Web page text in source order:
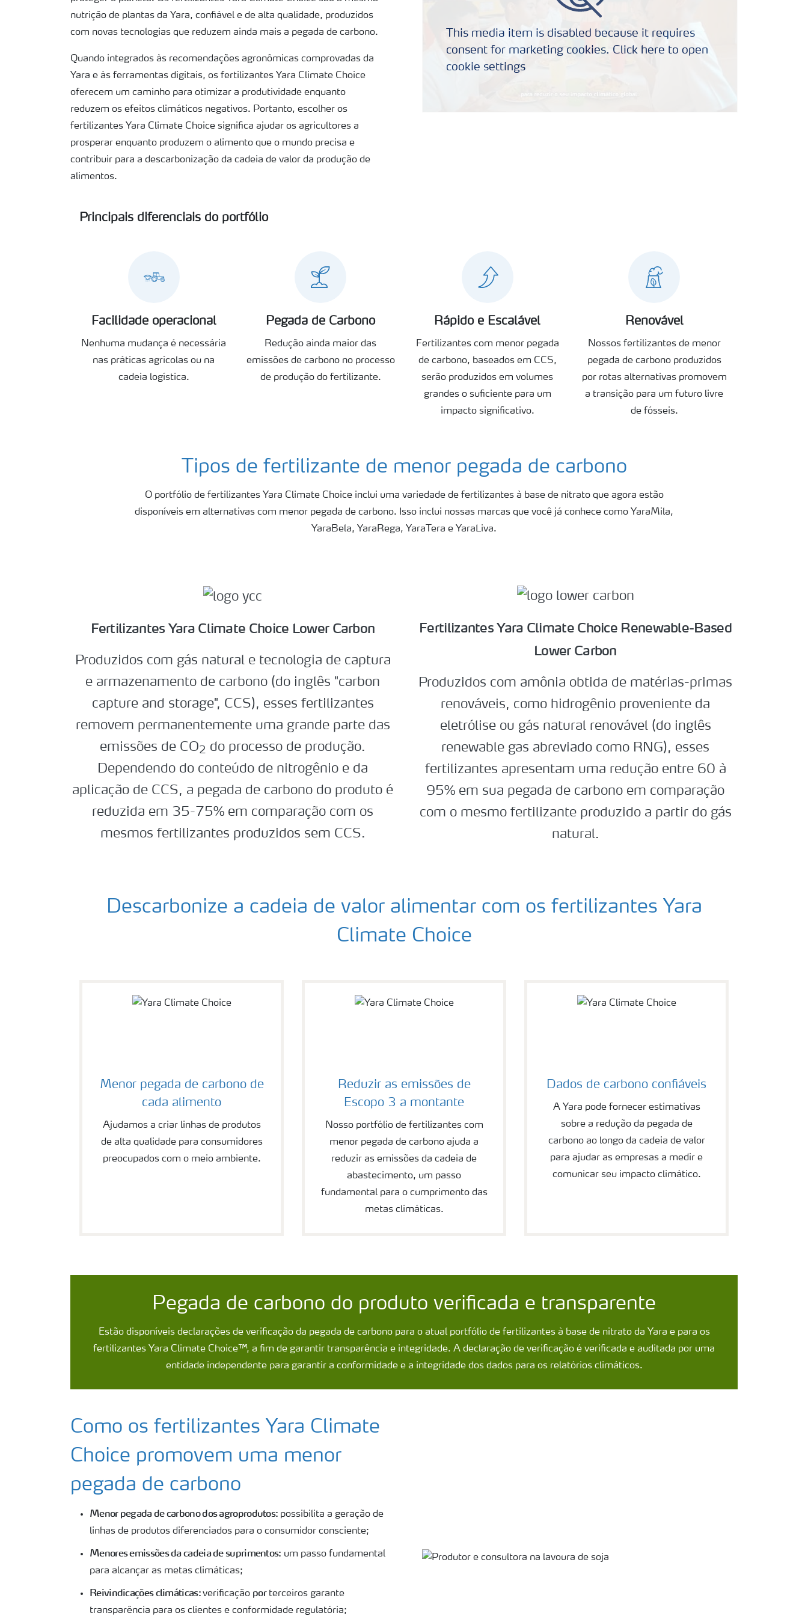
This media item is disabled because it requires
consent for marketing cookies. Click here to open
cookie settings
nutrição de plantas da Yara, confiável e de alta qualidade, produzidos
com novas tecnologias que reduzem ainda mais a pegada de carbono.
Quando integrados às recomendações agronômicas comprovadas da
Yara e às ferramentas digitais, os fertilizantes Yara Climate Choice
oferecem um caminho para otimizar a produtividade enquanto
reduzem os efeitos climáticos negativos. Portanto, escolher os
fertilizantes Yara Climate Choice significa ajudar os agricultores a
prosperar enquanto produzem o alimento que o mundo precisa e
contribuir para a descarbonização da cadeia de valor da produção de
alimentos.
Principais diferenciais do portfólio
Facilidade operacional
Nenhuma mudança é necessária
nas práticas agrícolas ou na
cadeia logística.
Pegada de Carbono
Redução ainda maior das
emissões de carbono no processo
de produção do fertilizante.
Rápido e Escalável
Fertilizantes com menor pegada
de carbono, baseados em CCS,
serão produzidos em volumes
grandes o suficiente para um
impacto significativo.
Renovável
Nossos fertilizantes de menor
pegada de carbono produzidos
por rotas alternativas promovem
a transição para um futuro livre
de fósseis.
Tipos de fertilizante de menor pegada de carbono
O portfólio de fertilizantes Yara Climate Choice inclui uma variedade de fertilizantes à base de nitrato que agora estão
disponíveis em alternativas com menor pegada de carbono. Isso inclui nossas marcas que você já conhece como YaraMila,
YaraBela, YaraRega, YaraTera e YaraLiva.
Fertilizantes Yara Climate Choice Lower Carbon
Produzidos com gás natural e tecnologia de captura
e armazenamento de carbono (do inglês "carbon
capture and storage", CCS), esses fertilizantes
removem permanentemente uma grande parte das
emissões de CO2 do processo de produção.
Dependendo do conteúdo de nitrogênio e da
aplicação de CCS, a pegada de carbono do produto é
reduzida em 35-75% em comparação com os
mesmos fertilizantes produzidos sem CCS.
Fertilizantes Yara Climate Choice Renewable-Based
Lower Carbon
Produzidos com amônia obtida de matérias-primas
renováveis, como hidrogênio proveniente da
eletrólise ou gás natural renovável (do inglês
renewable gas abreviado como RNG), esses
fertilizantes apresentam uma redução entre 60 à
95% em sua pegada de carbono em comparação
com o mesmo fertilizante produzido a partir do gás
natural.
Descarbonize a cadeia de valor alimentar com os fertilizantes Yara
Climate Choice
Menor pegada de carbono de
cada alimento
Ajudamos a criar linhas de produtos
de alta qualidade para consumidores
preocupados com o meio ambiente.
Reduzir as emissões de
Escopo 3 a montante
Nosso portfólio de fertilizantes com
menor pegada de carbono ajuda a
reduzir as emissões da cadeia de
abastecimento, um passo
fundamental para o cumprimento das
metas climáticas.
Dados de carbono confiáveis
A Yara pode fornecer estimativas
sobre a redução da pegada de
carbono ao longo da cadeia de valor
para ajudar as empresas a medir e
comunicar seu impacto climático.
Pegada de carbono do produto verificada e transparente
Estão disponíveis declarações de verificação da pegada de carbono para o atual portfólio de fertilizantes à base de nitrato da Yara e para os
fertilizantes Yara Climate Choice™, a fim de garantir transparência e integridade. A declaração de verificação é verificada e auditada por uma
entidade independente para garantir a conformidade e a integridade dos dados para os relatórios climáticos.
Como os fertilizantes Yara Climate
Choice promovem uma menor
pegada de carbono
Menor pegada de carbono dos agroprodutos: possibilita a geração de
linhas de produtos diferenciados para o consumidor consciente;
Menores emissões da cadeia de suprimentos: um passo fundamental
para alcançar as metas climáticas;
Reivindicações climáticas:verificação porterceiros garante
transparência para os clientes e conformidade regulatória;